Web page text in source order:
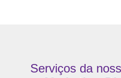
Serviços da